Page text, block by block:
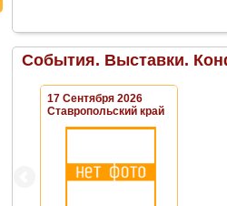
События. Выставки.
17 Сентября 2026
Ставропольский край